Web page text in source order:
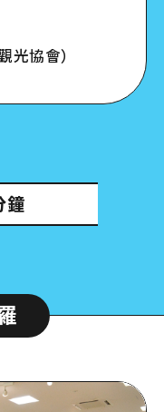
光協會）
鐘